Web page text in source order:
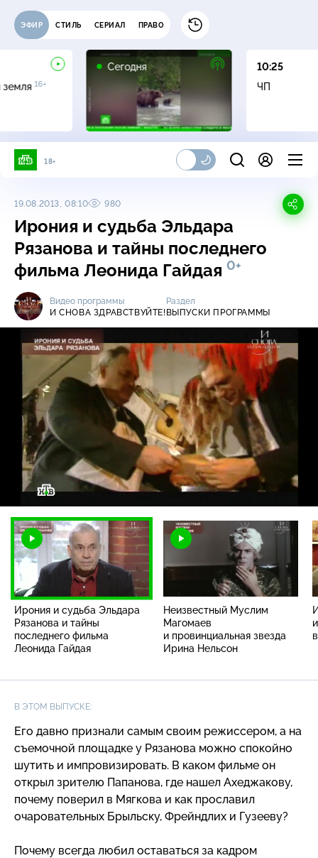
ЭФИР СТИЛЬ СЕРИАЛ ПРАВО
земля 16+
Сегодня
10:25
ЧП
18+
19.08.2013, 08:10 980
Ирония и судьба Эльдара
Рязанова и тайны последнего
фильма Леонида Гайдая 0+
Видео программы
И СНОВА ЗДРАВСТВУЙТЕ!
Раздел
ВЫПУСКИ ПРОГРАММЫ
/
Загрузка
3.28%
Ирония и судьба Эльдара
Рязанова и тайны
последнего фильма
Леонида Гайдая
Неизвестный Муслим
Магомаев
и провинциальная звезда
Ирина Нельсон
В ЭТОМ ВЫПУСКЕ:
Его давно признали самым своим режиссером, а на
съемочной площадке у Рязанова можно спокойно
шутить и импровизировать. В каком фильме он
открыл зрителю Папанова, где нашел Ахеджакову,
почему поверил в Мягкова и как прославил
очаровательных Брыльску, Фрейндлих и Гузееву?
Почему всегда любил оставаться за кадром